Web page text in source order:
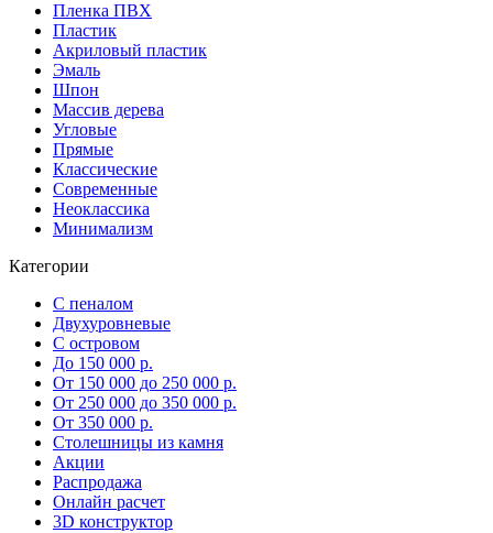
Пленка ПВХ
Пластик
Акриловый пластик
Эмаль
Шпон
Массив дерева
Угловые
Прямые
Классические
Современные
Неоклассика
Минимализм
Категории
С пеналом
Двухуровневые
С островом
До 150 000 р.
От 150 000 до 250 000 р.
От 250 000 до 350 000 р.
От 350 000 р.
Столешницы из камня
Акции
Распродажа
Онлайн расчет
3D конструктор